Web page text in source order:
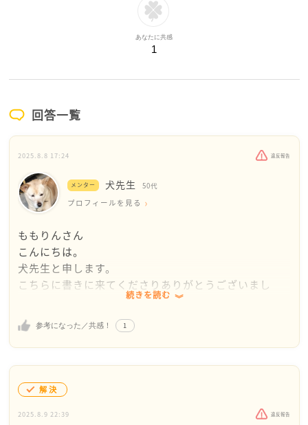
あなたに共感
1
回答一覧
2025.8.8 17:24 違反報告
メンター 犬先生 50代
プロフィールを見る
ももりんさん
こんにちは。
犬先生と申します。
こちらに書きに来てくださりありがとうございまし
これまで頑張ってこられたのですね。
ラクして生きようと考える人も多い中で、努力されて
きたこと、本当にすばらしいです。
これまで頑張ってきたことは、必ずももりんさんの力
になっています。
いつそれが花開くかは人によりますが、絶対無駄では
続きを読む
参考になった／共感！ 1
解決
2025.8.9 22:39 違反報告